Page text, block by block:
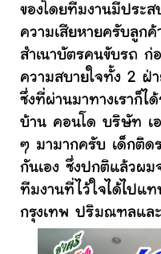
ของโดยทีมงานมีประส
ความเสียหายครับลูก
สำเนาบัตรคนขับรถ ก่
ความสบายใจทั้ง 2 ฝ่
ซึ่งที่ผ่านมาทางเราก็ไ
บ้าน คอนโด บริษัท เ
ๆ มามากครับ เด็กติด
กันเอง ซึ่งปกติแล้วผม
ทีมงานที่ไว้ใจได้ไปแ
กรุงเทพ ปริมณฑลแล